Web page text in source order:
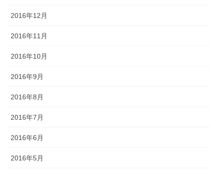
2016年12月
2016年11月
2016年10月
2016年9月
2016年8月
2016年7月
2016年6月
2016年5月